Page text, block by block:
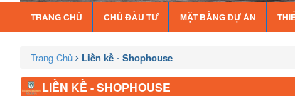
TRANG CHỦ CHỦ ĐẦU TƯ MẶT BẰNG DỰ ÁN
Trang Chủ Liền kề - Shophouse
LIỀN KỀ - SHOPHOUSE